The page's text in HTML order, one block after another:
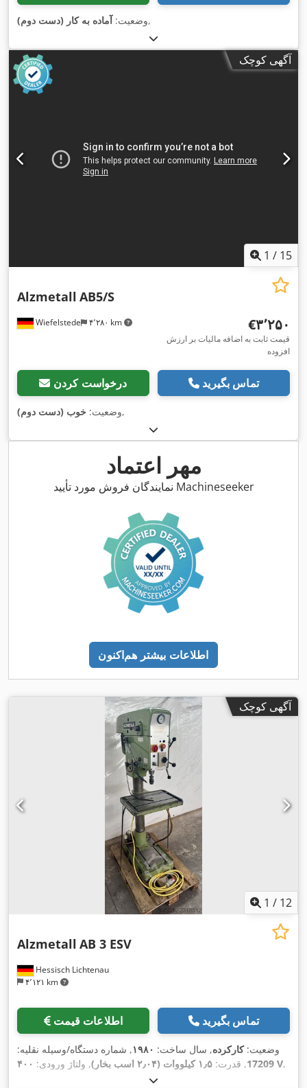
وضعیت:آماده به کار (دست دوم) ,
آگهی کوچک
1 / 15
Wiefelstede ۴٬۲۸۰ km
Alzmetall AB5/S
‎€۳٬۲۵۰
قیمت ثابت به اضافه مالیات بر ارزش
افزوده
درخواست کردن تماس بگیرید
وضعیت: خوب (دست دوم) ,
مهر اعتماد
نمایندگان فروش مورد تأیید Machineseeker
اطلاعات بیشتر هم‌اکنون
آگهی کوچک
1 / 12
Hessisch Lichtenau
۴٬۱۲۱ km
Alzmetall AB 3 ESV
اطلاعات قیمت تماس بگیرید
وضعیت:کارکرده, سال ساخت: ۱۹۸۰, شماره دستگاه/وسیله نقلیه:
17209, قدرت: ۱٫۵ کیلووات (۲٫۰۴ اسب بخار) , ولتاژ ورودی: ۴۰۰ V,
فرکانس ورودی: